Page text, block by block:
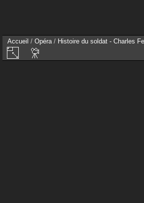
Accueil / Opéra/ Histoire du soldat - Charles